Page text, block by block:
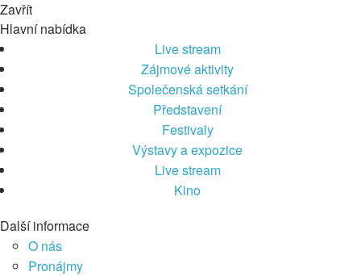
Zavřít
Hlavní nabídka
Live stream
Zájmové aktivity
Společenská setkání
Představení
Festivaly
Výstavy a expozice
Live stream
Kino
Další informace
O nás
Pronájmy